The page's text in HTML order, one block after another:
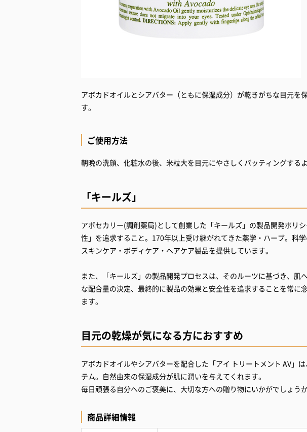
アボカドオイルとシアバター（ともに保湿成分）が乾きがちな目元を
す。
ご使用方法
朝晩の洗顔、化粧水の後、米粒大を目元にやさしくパッティングする
「キールズ」
アポセカリー(調剤薬局)として創業した「キールズ」の製品開発ポリ
性」を追求すること。170年以上受け継がれてきた薬学・ハーブ。科
スキンケア・ボディケア・ヘアケア製品を提供しています。
また、「キールズ」の製品開発プロセスは、そのルーツに基づき、肌
な配合量の決定、最終的に製品の効果と安全性を追求することを常に
ます。
目元の乾燥が気になる方におすすめ
アボカドオイルやシアバターを配合した「アイ トリートメント AV」
テム。自然由来の保湿成分が肌に潤いを与えてくれます。
毎日頑張る自分へのご褒美に、大切な方への贈り物にいかがでしょう
商品詳細情報